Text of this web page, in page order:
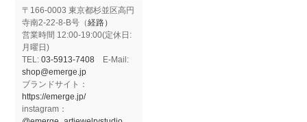
〒166-0003 東京都杉並区高円
寺南2-22-8-B号（経路）
営業時間 12:00-19:00(定休日:
月曜日)
TEL:03-5913-7408 E-Mail:
shop@emerge.jp
ブランドサイト：
https://emerge.jp/
instagram：